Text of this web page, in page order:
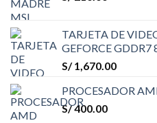
TARJETA DE
GEFORCE
S/1,670.00
PROCESADOR
S/400.00